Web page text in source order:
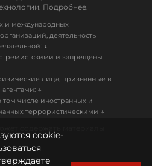
Подробнее.
и международных
деятельность
↓
и запрещены
лица, признанные в
↓
том числе иностранных и
террористическими ↓
cookie-